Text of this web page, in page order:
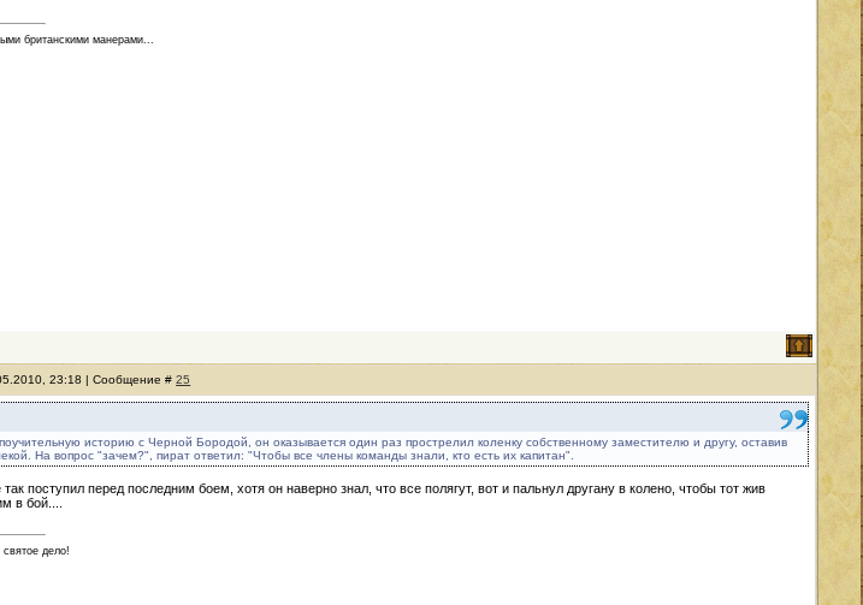
британскими манерами...
23:18 | Сообщение #25
историю с Черной Бородой, он оказывается один раз прострелил коленку собственному заместителю и другу, оставив
На вопрос "зачем?", пират ответил: "Чтобы все члены команды знали, кто есть их капитан".
поступил перед последним боем, хотя он наверно знал, что все полягут, вот и пальнул другану в колено, чтобы тот жив
в бой....
дело!